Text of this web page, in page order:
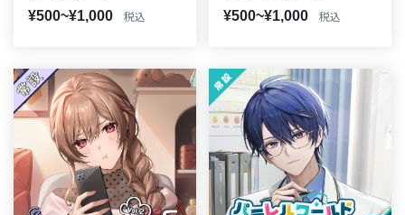
¥500~¥1,000 税込 ¥500~¥1,000 税込